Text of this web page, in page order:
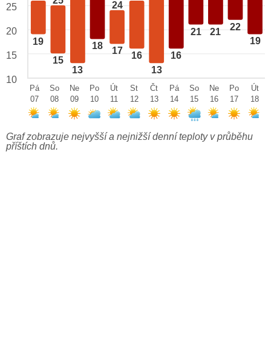
19
15
13
18
24
17 16
13
16
21 21 22
19
25
20
15
10
Pá
07
So
08
Ne
09
Po
10
Út
11
St
12
Čt
13
Pá
14
So
15
Ne
16
Po
17
Út
18
Graf zobrazuje nejvyšší a nejnižší denní teploty v průběhu
příštích dnů.